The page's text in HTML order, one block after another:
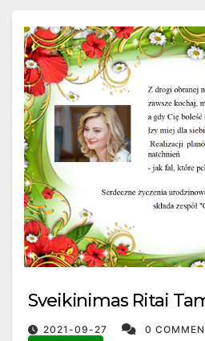
Sveikinimas Ritai
2021-09-27 0